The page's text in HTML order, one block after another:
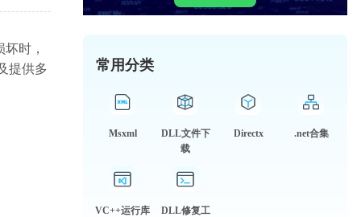
时，
提供多
常用分类
Msxml
DLL文件下
载
Directx .net合集
VC++运行库
DLL修复工